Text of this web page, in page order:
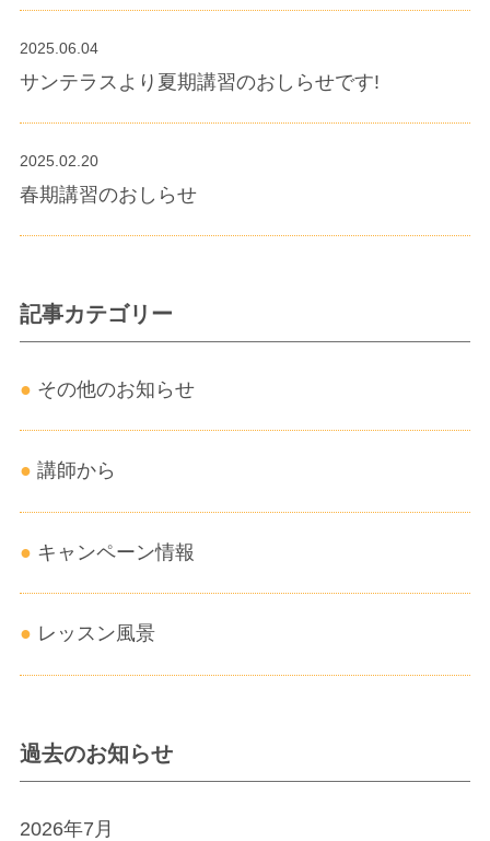
2025.06.04
サンテラスより夏期講習のおしらせです!
2025.02.20
春期講習のおしらせ
記事カテゴリー
その他のお知らせ
講師から
キャンペーン情報
レッスン風景
過去のお知らせ
2026年7月